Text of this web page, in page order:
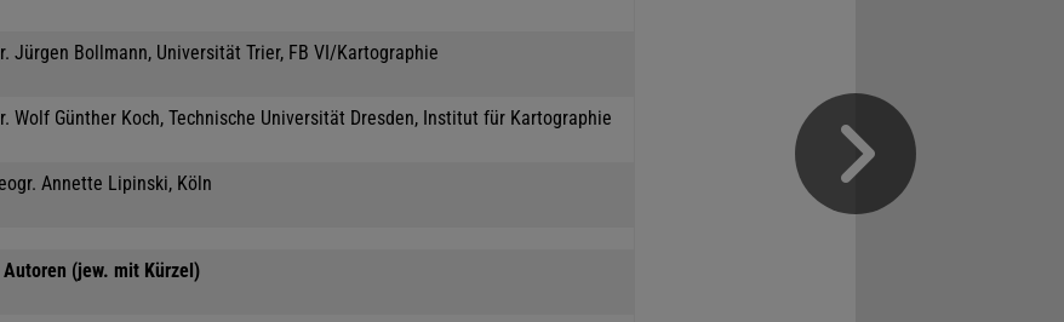
Jürgen Bollmann, Universität Trier, FB VI/Kartographie
Wolf Günther Koch, Technische Universität Dresden, Institut für Kartographie
Annette Lipinski, Köln
(jew. mit Kürzel)